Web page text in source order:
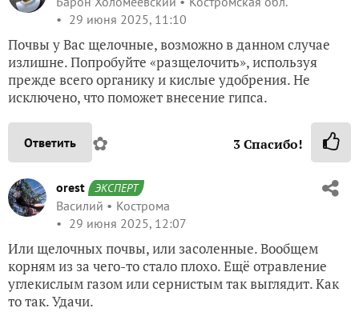
29 июня 2025, 11:10
Почвы у Вас щелочные, возможно в данном случае
излишне. Попробуйте «разщелочить», используя
прежде всего органику и кислые удобрения. Не
исключено, что поможет внесение гипса.
Ответить ✿ 3Спасибо!
orest ЭКСПЕРТ
Василий
Кострома
29 июня 2025, 12:07
Или щелочных почвы, или засоленные. Вообщем
корням из за чего-то стало плохо. Ещё отравление
углекислым газом или сернистым так выглядит. Как
то так. Удачи.